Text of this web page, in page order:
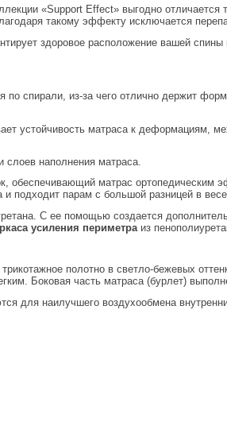
«Support Effect» выгодно
такому эффекту исключается
здоровое расположение вашей
по спирали, из-за чего отлично держит
устойчивость матраса к деформациям,
наполнения матраса.
обеспечивающий матрас ортопедическим
подходит парам с большой разницей в
С ее помощью создается
усиления периметра из
полотно в светло-бежевых
Боковая часть матраса (бурлет)
для наилучшего воздухообмена